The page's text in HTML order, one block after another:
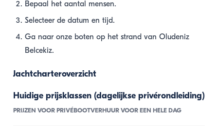
Bepaal het aantal mensen.
Selecteer de datum en tijd.
Ga naar onze boten op het strand van Oludeniz
Belcekiz.
Jachtcharteroverzicht
Huidige prijsklassen (dagelijkse privérondleiding)
PRIJZEN VOOR PRIVÉBOOTVERHUUR VOOR EEN HELE DAG